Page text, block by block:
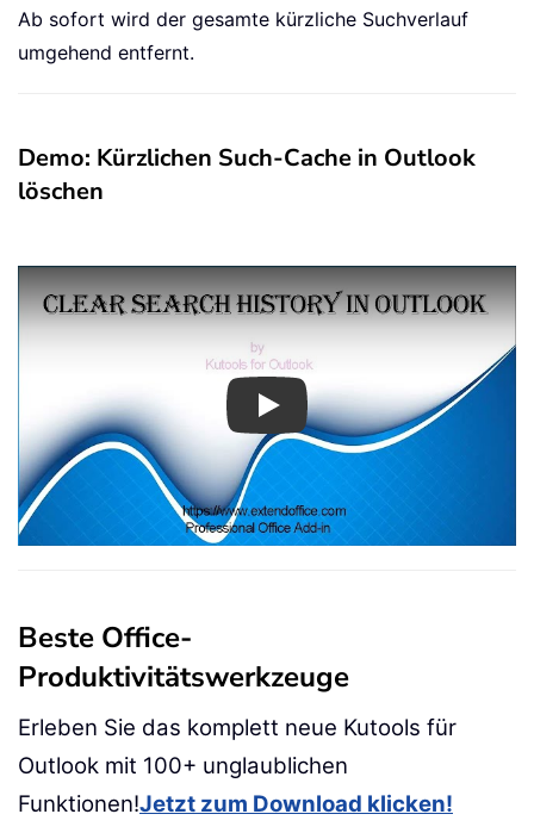
Ab sofort wird der gesamte kürzliche Suchverlauf
umgehend entfernt.
Demo: Kürzlichen Such-Cache in Outlook
löschen
Play
Beste Office-
Produktivitätswerkzeuge
Erleben Sie das komplett neue Kutools für
Outlook mit 100+ unglaublichen
Funktionen!Jetzt zum Download klicken!